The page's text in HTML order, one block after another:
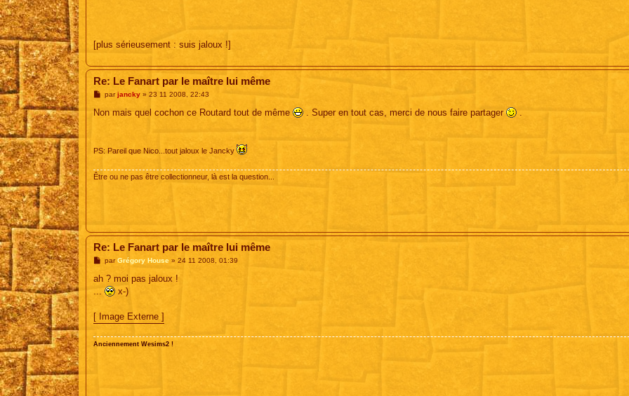
[plus sérieusement : suis jaloux !]
Re: Le Fanart par le maître lui même
M
s
parjancky» 23 11 2008, 22:43
Non mais quel cochon ce Routard tout de même . Super en tout cas, merci de nous faire partager .
PS: Pareil que Nico...tout jaloux le Jancky
Être ou ne pas être collectionneur, là est la question...
Re: Le Fanart par le maître lui même
M
s
a
parGrégory House » 24 11 2008, 01:39
ah ? moi pas jaloux !
...
x-)
[ Image Externe ]
Anciennement Wesims2 !